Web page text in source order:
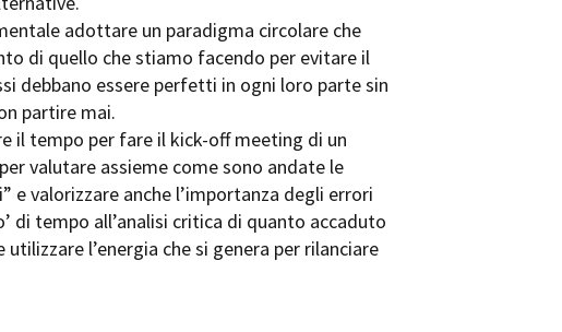
adottare un paradigma circolare che
di quello che stiamo facendo per evitare il
debbano essere perfetti in ogni loro parte sin
partire mai.
il tempo per fare il kick-off meeting di un
valutare assieme come sono andate le
e valorizzare anche l’importanza degli errori
di tempo all’analisi critica di quanto accaduto
l’energia che si genera per rilanciare